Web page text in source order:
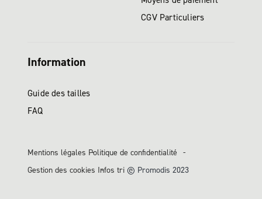
CGV Particuliers
Information
Guide des tailles
FAQ
Mentions légales Politique de confidentialité
Gestion des cookies Infos tri © Promodis 2023